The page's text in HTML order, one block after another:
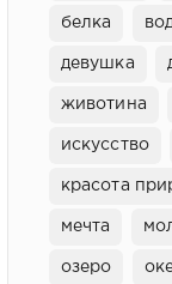
белка
девушка
животина
искусство
красота
мечта
озеро